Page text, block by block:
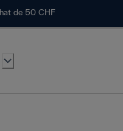
de 50 CHF